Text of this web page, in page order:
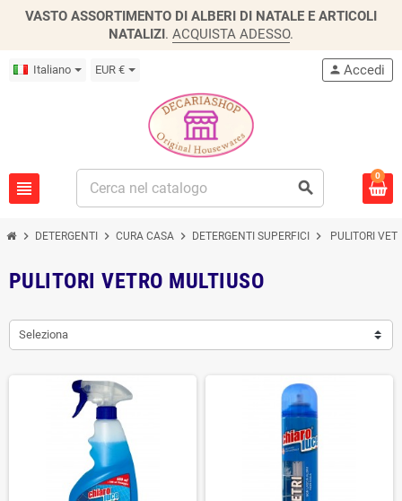
VASTO ASSORTIMENTO DI ALBERI DI NATALE E ARTICOLI
NATALIZI. ACQUISTA ADESSO.
Italiano EUR €
view_headline search
person Accedi
0
chevron_right DETERGENTI chevron_right CURA CASA chevron_right DETERGENTI SUPERFICI chevron_right PULITORI
PULITORI VETRO MULTIUSO
Seleziona